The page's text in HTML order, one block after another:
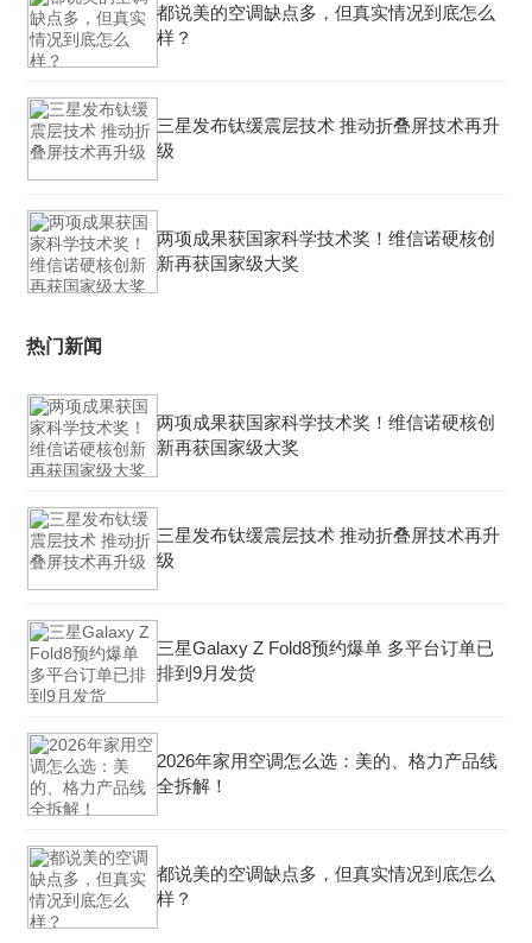
都说美的空调缺点多，但真实情况到底怎么
样？
三星发布钛缓震层技术 推动折叠屏技术再升
级
两项成果获国家科学技术奖！维信诺硬核创
新再获国家级大奖
热门新闻
两项成果获国家科学技术奖！维信诺硬核创
新再获国家级大奖
三星发布钛缓震层技术 推动折叠屏技术再升
级
三星Galaxy Z Fold8预约爆单 多平台订单已
排到9月发货
2026年家用空调怎么选：美的、格力产品线
全拆解！
都说美的空调缺点多，但真实情况到底怎么
样？